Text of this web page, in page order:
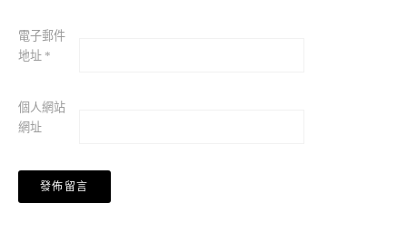
電子郵件
地址 *
個人網站
網址